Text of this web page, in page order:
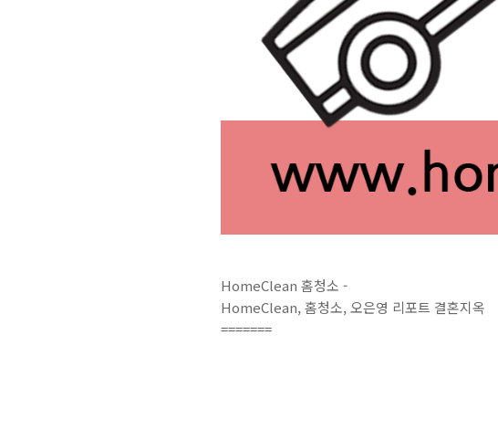
HomeClean 홈청소 -
HomeClean, 홈청소, 오은영 리포트 결혼지옥
=======